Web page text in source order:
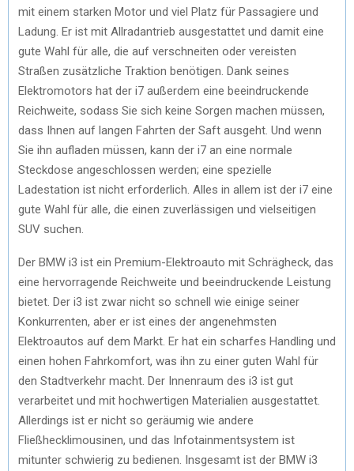
mit einem starken Motor und viel Platz für Passagiere und
Ladung. Er ist mit Allradantrieb ausgestattet und damit eine
gute Wahl für alle, die auf verschneiten oder vereisten
Straßen zusätzliche Traktion benötigen. Dank seines
Elektromotors hat der i7 außerdem eine beeindruckende
Reichweite, sodass Sie sich keine Sorgen machen müssen,
dass Ihnen auf langen Fahrten der Saft ausgeht. Und wenn
Sie ihn aufladen müssen, kann der i7 an eine normale
Steckdose angeschlossen werden; eine spezielle
Ladestation ist nicht erforderlich. Alles in allem ist der i7 eine
gute Wahl für alle, die einen zuverlässigen und vielseitigen
SUV suchen.
Der BMW i3 ist ein Premium-Elektroauto mit Schrägheck, das
eine hervorragende Reichweite und beeindruckende Leistung
bietet. Der i3 ist zwar nicht so schnell wie einige seiner
Konkurrenten, aber er ist eines der angenehmsten
Elektroautos auf dem Markt. Er hat ein scharfes Handling und
einen hohen Fahrkomfort, was ihn zu einer guten Wahl für
den Stadtverkehr macht. Der Innenraum des i3 ist gut
verarbeitet und mit hochwertigen Materialien ausgestattet.
Allerdings ist er nicht so geräumig wie andere
Fließhecklimousinen, und das Infotainmentsystem ist
mitunter schwierig zu bedienen. Insgesamt ist der BMW i3